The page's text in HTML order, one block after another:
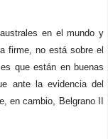
en el mundo y
firme, no está sobre el
que están en buenas
ante la evidencia del
en cambio, Belgrano II